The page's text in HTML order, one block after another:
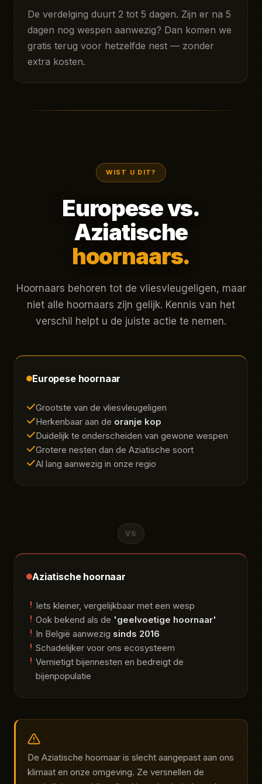
De verdelging duurt 2 tot 5 dagen. Zijn er na 5
dagen nog wespen aanwezig? Dan komen we
gratis terug voor hetzelfde nest — zonder
extra kosten.
WIST U DIT?
Europese vs.
Aziatische
hoornaars.
Hoornaars behoren tot de vliesvleugeligen, maar
niet alle hoornaars zijn gelijk. Kennis van het
verschil helpt u de juiste actie te nemen.
Europese hoornaar
Grootste van de vliesvleugeligen
Herkenbaar aan de oranje kop
Duidelijk te onderscheiden van gewone wespen
Grotere nesten dan de Aziatische soort
Al lang aanwezig in onze regio
VS
Aziatische hoornaar
Iets kleiner, vergelijkbaar met een wesp
Ook bekend als de 'geelvoetige hoornaar'
In België aanwezig sinds 2016
Schadelijker voor ons ecosysteem
Vernietigt bijennesten en bedreigt de
bijenpopulatie
De Aziatische hoornaar is slecht aangepast aan ons
klimaat en onze omgeving. Ze versnellen de